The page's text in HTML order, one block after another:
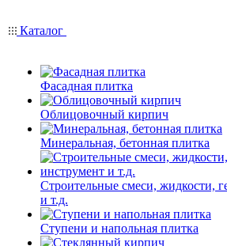
Каталог
Фасадная плитка
Облицовочный кирпич
Минеральная, бетонная плитка
Строительные смеси, жидкости,
и т.д.
Ступени и напольная плитка